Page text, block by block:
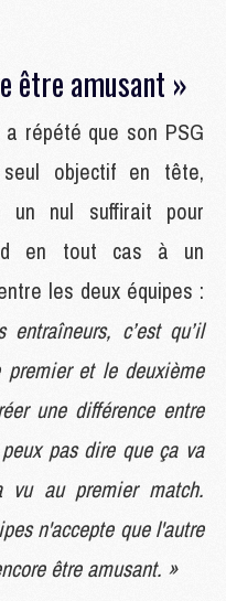
être amusant »
répété que son PSG
objectif en tête,
un nul suffirait pour
en tout cas à un
les deux équipes :
c’est qu’il
et le deuxième
une différence entre
pas dire que ça va
vu au premier match.
n'accepte que l'autre
être amusant. »